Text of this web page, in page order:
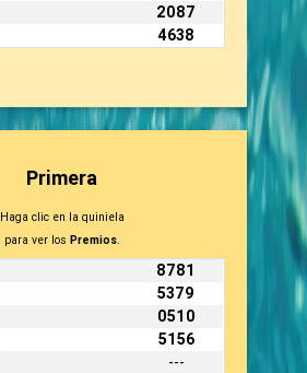
2087
4638
Primera
Haga clic en la quiniela
para ver los Premios.
8781
5379
0510
5156
---